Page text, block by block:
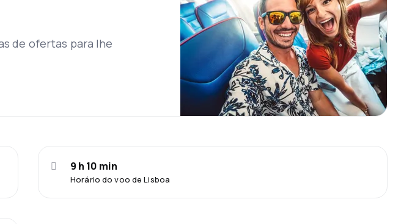
de ofertas para lhe
Horário do voo de Lisboa
9 h 10 min